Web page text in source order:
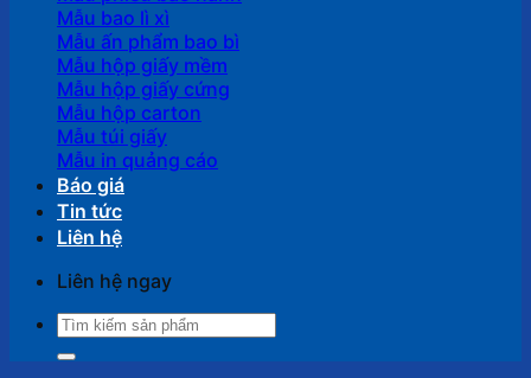
Mẫu bao lì xì
Mẫu ấn phẩm bao bì
Mẫu hộp giấy mềm
Mẫu hộp giấy cứng
Mẫu hộp carton
Mẫu túi giấy
Mẫu in quảng cáo
Báo giá
Tin tức
Liên hệ
Liên hệ ngay
Tìm
kiếm: